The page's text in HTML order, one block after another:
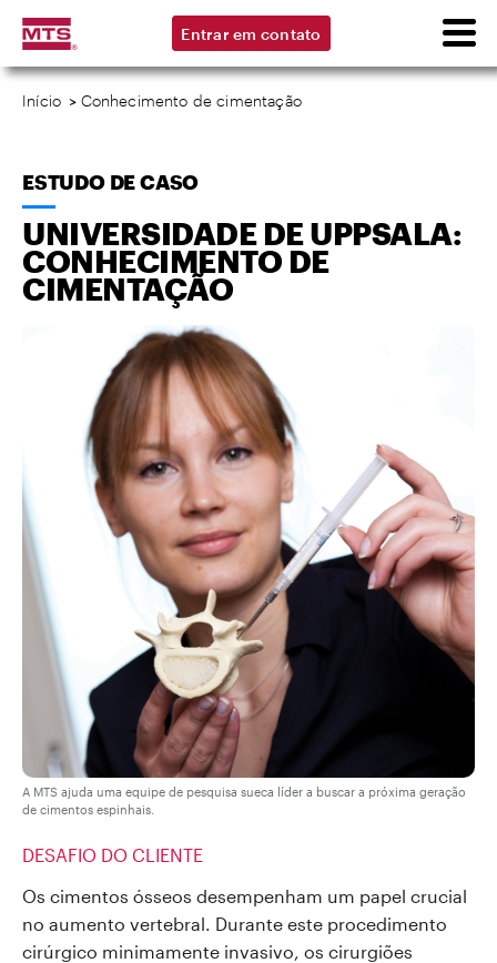
Entrar em contato
Início > Conhecimento de cimentação
ESTUDO DE CASO
UNIVERSIDADE DE UPPSALA:
CONHECIMENTO DE
CIMENTAÇÃO
A MTS ajuda uma equipe de pesquisa sueca líder a buscar a próxima geração
de cimentos espinhais.
DESAFIO DO CLIENTE
Os cimentos ósseos desempenham um papel crucial
no aumento vertebral. Durante este procedimento
cirúrgico minimamente invasivo, os cirurgiões